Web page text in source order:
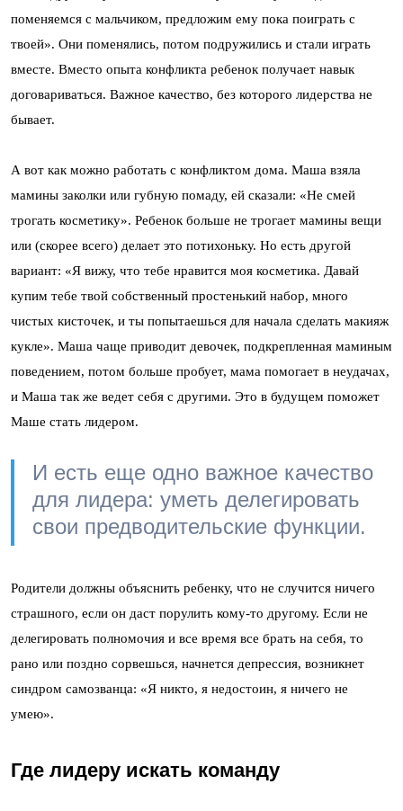
поменяемся с мальчиком, предложим ему пока поиграть с
твоей». Они поменялись, потом подружились и стали играть
вместе. Вместо опыта конфликта ребенок получает навык
договариваться. Важное качество, без которого лидерства не
бывает.
А вот как можно работать с конфликтом дома. Маша взяла
мамины заколки или губную помаду, ей сказали: «Не смей
трогать косметику». Ребенок больше не трогает мамины вещи
или (скорее всего) делает это потихоньку. Но есть другой
вариант: «Я вижу, что тебе нравится моя косметика. Давай
купим тебе твой собственный простенький набор, много
чистых кисточек, и ты попытаешься для начала сделать макияж
кукле». Маша чаще приводит девочек, подкрепленная маминым
поведением, потом больше пробует, мама помогает в неудачах,
и Маша так же ведет себя с другими. Это в будущем поможет
Маше стать лидером.
И есть еще одно важное качество
для лидера: уметь делегировать
свои предводительские функции.
Родители должны объяснить ребенку, что не случится ничего
страшного, если он даст порулить кому-то другому. Если не
делегировать полномочия и все время все брать на себя, то
рано или поздно сорвешься, начнется депрессия, возникнет
синдром самозванца: «Я никто, я недостоин, я ничего не
умею».
Где лидеру искать команду